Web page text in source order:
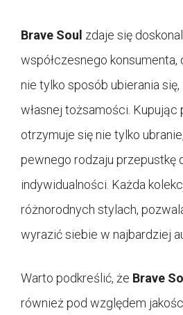
Brave Soul zdaje się
współczesnego
nie tylko sposób ubierania
własnej tożsamości. Kupując
otrzymuje się nie tylko
pewnego rodzaju przepustkę
indywidualności. Każda
różnorodnych stylach,
wyrazić siebie w najbardziej
Warto podkreślić, że Brave
również pod względem